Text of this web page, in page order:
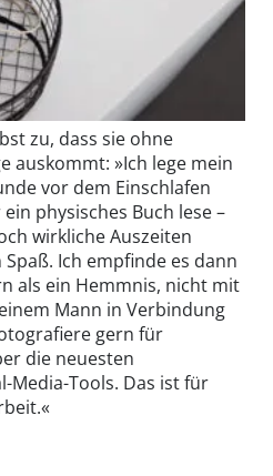
zu, dass sie ohne
auskommt: »Ich lege mein
vor dem Einschlafen
physisches Buch lese –
wirkliche Auszeiten
Ich empfinde es dann
als ein Hemmnis, nicht mit
Mann in Verbindung
gern für
die neuesten
Media-Tools. Das ist für